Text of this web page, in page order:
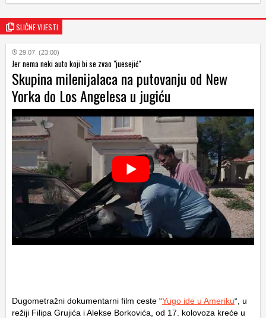
SLIČNE VIJESTI
29.07. (23:00)
Jer nema neki auto koji bi se zvao "juesejić"
Skupina milenijalaca na putovanju od New
Yorka do Los Angelesa u jugiću
Dugometražni dokumentarni film ceste “Yugo ide u Ameriku“, u
režiji Filipa Grujića i Alekse Borkovića, od 17. kolovoza kreće u